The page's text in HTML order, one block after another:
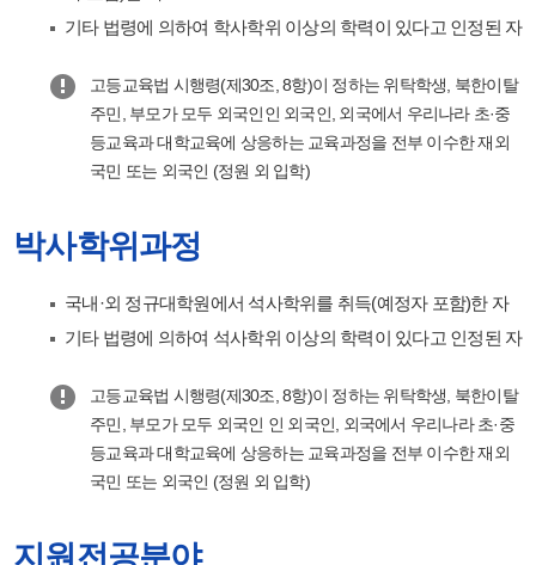
기타 법령에 의하여 학사학위 이상의 학력이 있다고 인정된 자
고등교육법 시행령(제30조, 8항)이 정하는 위탁학생, 북한이탈
주민, 부모가 모두 외국인인 외국인, 외국에서 우리나라 초·중
등교육과 대학교육에 상응하는 교육과정을 전부 이수한 재외
국민 또는 외국인 (정원 외 입학)
박사학위과정
국내·외 정규대학원에서 석사학위를 취득(예정자 포함)한 자
기타 법령에 의하여 석사학위 이상의 학력이 있다고 인정된 자
고등교육법 시행령(제30조, 8항)이 정하는 위탁학생, 북한이탈
주민, 부모가 모두 외국인 인 외국인, 외국에서 우리나라 초·중
등교육과 대학교육에 상응하는 교육과정을 전부 이수한 재외
국민 또는 외국인 (정원 외 입학)
지원전공분야